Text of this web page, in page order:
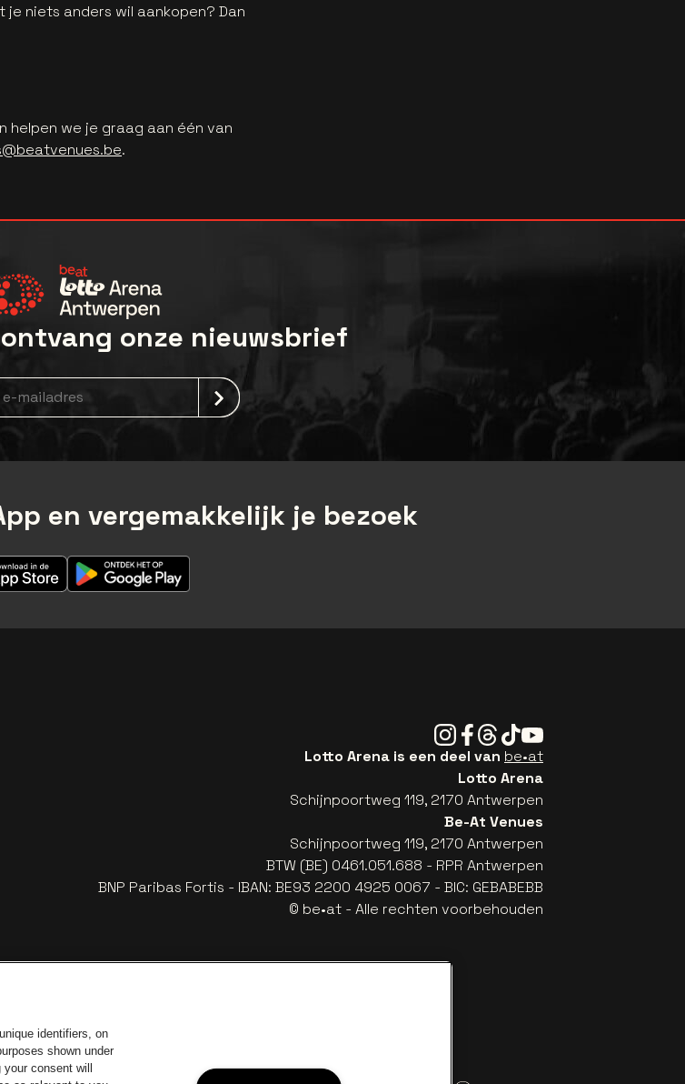
niets anders wil aankopen? Dan
helpen we je graag aan één van
.
onze nieuwsbrief
en vergemakkelijk je bezoek
Instagram
Facebook
Threads
TiktokYoutube
Lotto Arena is een deel van be•at
Lotto Arena
Schijnpoortweg 119, 2170 Antwerpen
Be-At Venues
Schijnpoortweg 119, 2170 Antwerpen
BTW (BE) 0461.051.688 - RPR Antwerpen
BNP Paribas Fortis - IBAN: BE93 2200 4925 0067 - BIC: GEBABEBB
© be•at - Alle rechten voorbehouden
identifiers, on
shown under
consent will